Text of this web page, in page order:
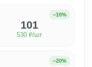
−10%
101
530 ₽/шт
−20%